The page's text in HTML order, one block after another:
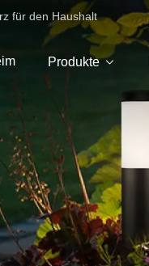
für den Haushalt
Produkte